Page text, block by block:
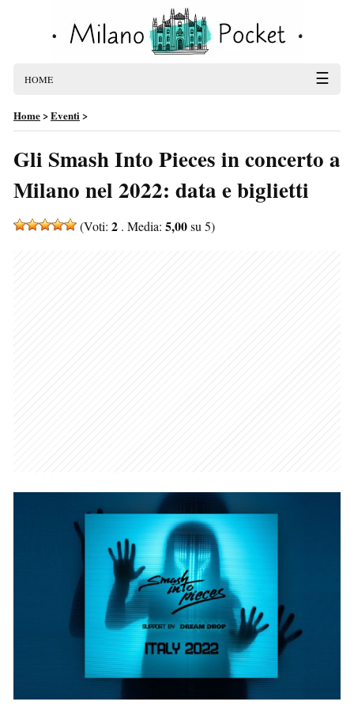
HOME ☰
Home>Eventi>
Gli Smash Into Pieces in concerto a
Milano nel 2022: data e biglietti
(Voti: 2 . Media: 5,00su 5)